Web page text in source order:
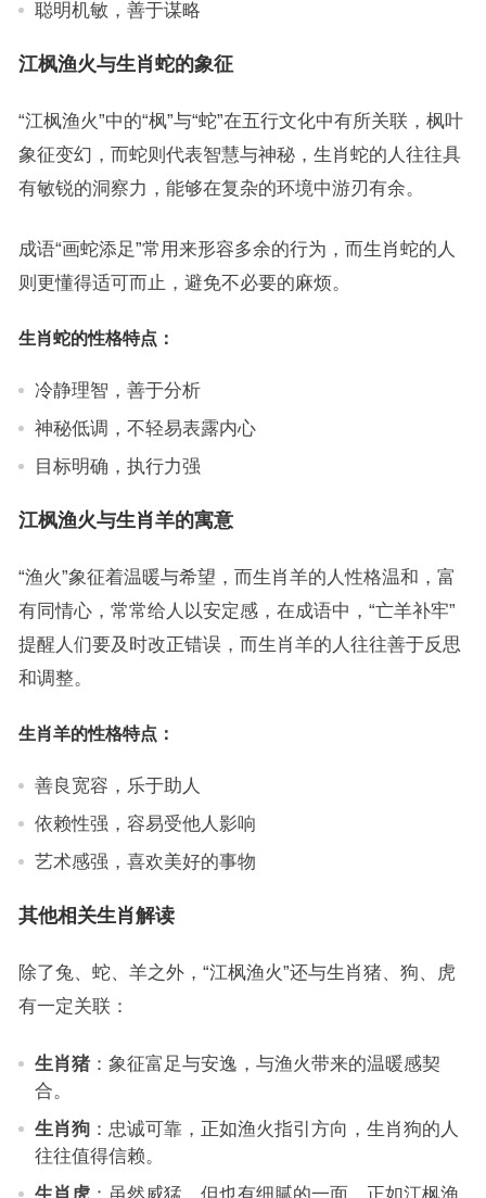
聪明机敏，善于谋略
江枫渔火与生肖蛇的象征
“江枫渔火”中的“枫”与“蛇”在五行文化中有所关联，枫叶
象征变幻，而蛇则代表智慧与神秘，生肖蛇的人往往具
有敏锐的洞察力，能够在复杂的环境中游刃有余。
成语“画蛇添足”常用来形容多余的行为，而生肖蛇的人
则更懂得适可而止，避免不必要的麻烦。
生肖蛇的性格特点：
冷静理智，善于分析
神秘低调，不轻易表露内心
目标明确，执行力强
江枫渔火与生肖羊的寓意
“渔火”象征着温暖与希望，而生肖羊的人性格温和，富
有同情心，常常给人以安定感，在成语中，“亡羊补牢”
提醒人们要及时改正错误，而生肖羊的人往往善于反思
和调整。
生肖羊的性格特点：
善良宽容，乐于助人
依赖性强，容易受他人影响
艺术感强，喜欢美好的事物
其他相关生肖解读
除了兔、蛇、羊之外，“江枫渔火”还与生肖猪、狗、虎
有一定关联：
生肖猪：象征富足与安逸，与渔火带来的温暖感契
合。
生肖狗：忠诚可靠，正如渔火指引方向，生肖狗的人
往往值得信赖。
生肖虎：虽然威猛，但也有细腻的一面，正如江枫渔